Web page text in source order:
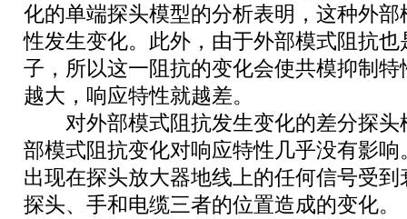
化的单端探头模型的分析表明，这种外
性发生变化。此外，由于外部模式阻抗
子，所以这一阻抗的变化会使共模抑制
越大，响应特性就越差。
对外部模式阻抗发生变化的差分探头
部模式阻抗变化对响应特性几乎没有影
出现在探头放大器地线上的任何信号受
探头、手和电缆三者的位置造成的变化。